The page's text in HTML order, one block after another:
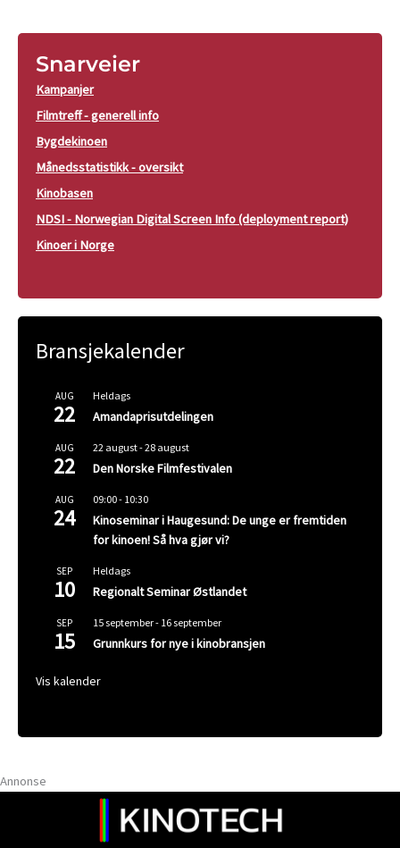
Snarveier
Kampanjer
Filmtreff - generell info
Bygdekinoen
Månedsstatistikk - oversikt
Kinobasen
NDSI - Norwegian Digital Screen Info (deployment report)
Kinoer i Norge
Bransjekalender
AUG
22
Heldags
Amandaprisutdelingen
AUG
22
22 august-28 august
Den Norske Filmfestivalen
AUG
24
09:00- 10:30
Kinoseminar i Haugesund: De unge er fremtiden
for kinoen! Så hva gjør vi?
SEP
10
Heldags
Regionalt Seminar Østlandet
SEP
15
15 september- 16 september
Grunnkurs for nye i kinobransjen
Vis kalender
Annonse